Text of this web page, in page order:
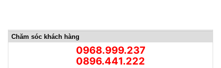
Chăm sóc khách hàng
0968.999.237
0896.441.222